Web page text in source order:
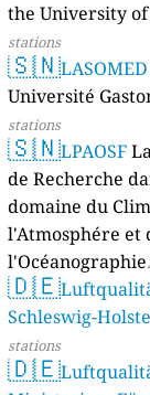
61 stations
the University
stations
🇸🇳LASOMED
Université
stations
🇸🇳LPAOSF
de Recherche
domaine du
l'Atmosphére et
l'Océanographie
🇩🇪
Schleswig-
stations
🇩🇪